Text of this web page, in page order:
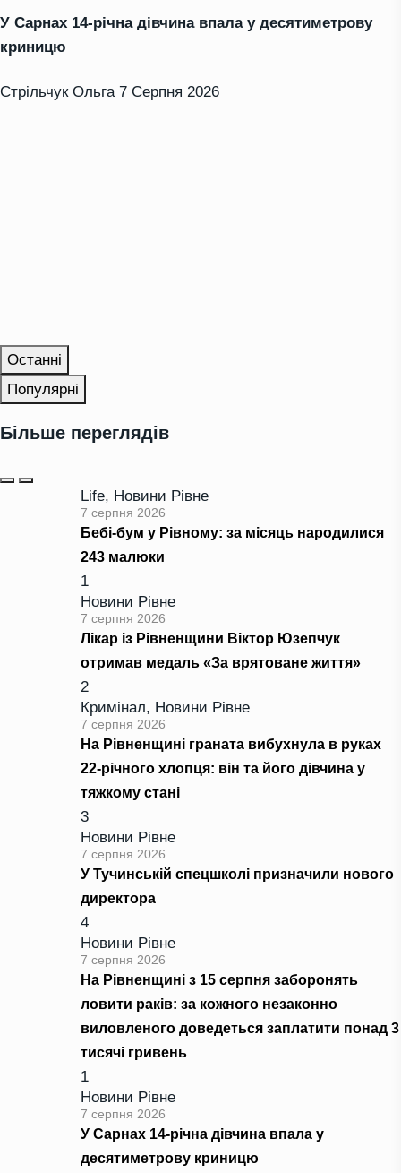
У Сарнах 14-річна дівчина впала у десятиметрову
криницю
Стрільчук Ольга 7 Серпня 2026
Останні
Популярні
Більше переглядів
Life, Новини Рівне
7 серпня 2026
Бебі-бум у Рівному: за місяць народилися
243 малюки
1
Новини Рівне
7 серпня 2026
Лікар із Рівненщини Віктор Юзепчук
отримав медаль «За врятоване життя»
2
Кримінал, Новини Рівне
7 серпня 2026
На Рівненщині граната вибухнула в руках
22-річного хлопця: він та його дівчина у
тяжкому стані
3
Новини Рівне
7 серпня 2026
У Тучинській спецшколі призначили нового
директора
4
Новини Рівне
7 серпня 2026
На Рівненщині з 15 серпня заборонять
ловити раків: за кожного незаконно
виловленого доведеться заплатити понад 3
тисячі гривень
1
Новини Рівне
7 серпня 2026
У Сарнах 14-річна дівчина впала у
десятиметрову криницю